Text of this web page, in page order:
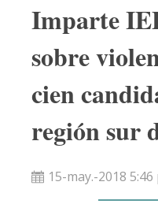
Imparte
sobre
cien
región sur
15-may.-2018 5:46